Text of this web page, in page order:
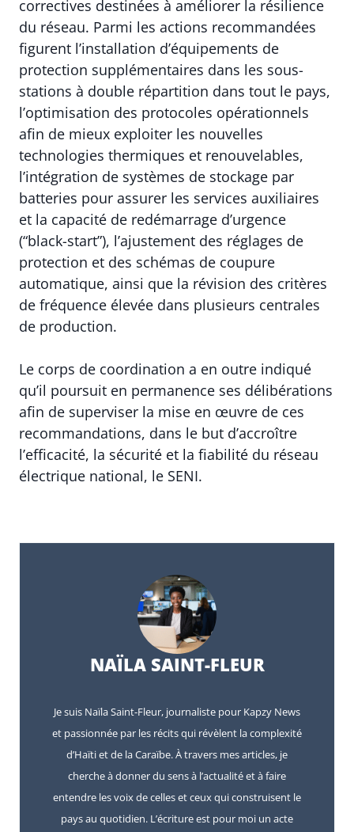
correctives destinées à améliorer la résilience
du réseau. Parmi les actions recommandées
figurent l’installation d’équipements de
protection supplémentaires dans les sous-
stations à double répartition dans tout le pays,
l’optimisation des protocoles opérationnels
afin de mieux exploiter les nouvelles
technologies thermiques et renouvelables,
l’intégration de systèmes de stockage par
batteries pour assurer les services auxiliaires
et la capacité de redémarrage d’urgence
(“black-start”), l’ajustement des réglages de
protection et des schémas de coupure
automatique, ainsi que la révision des critères
de fréquence élevée dans plusieurs centrales
de production.
Le corps de coordination a en outre indiqué
qu’il poursuit en permanence ses délibérations
afin de superviser la mise en œuvre de ces
recommandations, dans le but d’accroître
l’efficacité, la sécurité et la fiabilité du réseau
électrique national, le SENI.
NAÏLA SAINT-FLEUR
Je suis Naïla Saint-Fleur, journaliste pour Kapzy News
et passionnée par les récits qui révèlent la complexité
d’Haïti et de la Caraïbe. À travers mes articles, je
cherche à donner du sens à l’actualité et à faire
entendre les voix de celles et ceux qui construisent le
pays au quotidien. L’écriture est pour moi un acte